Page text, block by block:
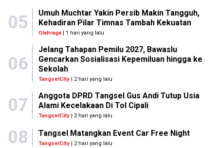
05
Umuh Muchtar Yakin Persib Makin Tangguh,
Kehadiran Pilar Timnas Tambah Kekuatan
Olahraga| 1 hari yang lalu
06
Jelang Tahapan Pemilu 2027, Bawaslu
Gencarkan Sosialisasi Kepemiluan hingga ke
Sekolah
TangselCity| 2 hari yang lalu
07
Anggota DPRD Tangsel Gus Andi Tutup Usia
Alami Kecelakaan Di Tol Cipali
TangselCity| 2 hari yang lalu
08 Tangsel Matangkan Event Car Free Night
TangselCity | 2 hari yang lalu